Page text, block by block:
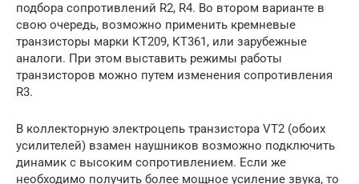
подбора сопротивлений R2, R4. Во втором варианте в
свою очередь, возможно применить кремневые
транзисторы марки КТ209, КТ361, или зарубежные
аналоги. При этом выставить режимы работы
транзисторов можно путем изменения сопротивления
R3.
В коллекторную электроцепь транзистора VT2 (обоих
усилителей) взамен наушников возможно подключить
динамик с высоким сопротивлением. Если же
необходимо получить более мощное усиление звука, то